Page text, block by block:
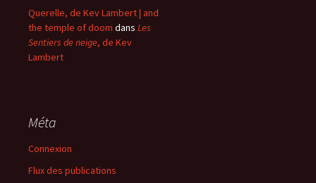
Querelle, de Kev Lambert | and
the temple of doom dans Les
Sentiers de neige, de Kev
Lambert
Méta
Connexion
Flux des publications